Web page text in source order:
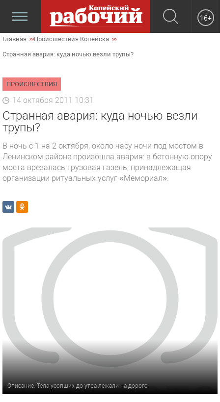
16+
Главная Происшествия Копейска
Странная авария: куда ночью везли трупы?
ПРОИСШЕСТВИЯ
14 октября 2011 10:31
Странная авария: куда ночью везли
трупы?
В ночь с 1 на 2 октября, около часу ночи под мостом в
Ленинском районе произошла авария: в бетонную опору
моста врезалась грузовая газель, принадлежащая
организации ритуальных услуг «Мемориал».
Описание: Тела усопших до утра лежали на дороге.